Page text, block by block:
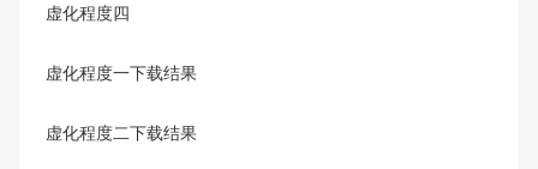
虚化程度四
虚化程度一下载结果
虚化程度二下载结果